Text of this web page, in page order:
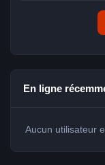
En ligne
Aucun utilisateur